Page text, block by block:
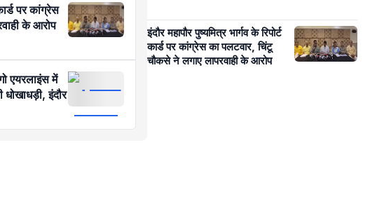
पर कांग्रेस
के आरोप
एयरलाइंस में
इंदौर
इंदौर महापौर पुष्यमित्र भार्गव के रिपोर्ट
कार्ड पर कांग्रेस का पलटवार, चिंटू
चौकसे ने लगाए लापरवाही के आरोप